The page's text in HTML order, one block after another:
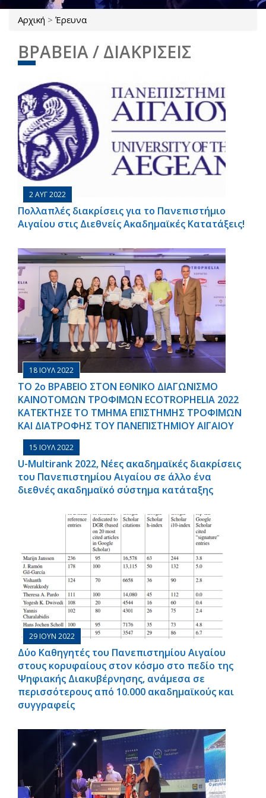
Είστε εδώ
Αρχική > Έρευνα
ΒΡΑΒΕΙΑ / ΔΙΑΚΡΙΣΕΙΣ
2 ΑΥΓ 2022
Πολλαπλές διακρίσεις για το Πανεπιστήμιο
Αιγαίου στις Διεθνείς Ακαδημαϊκές Κατατάξεις!
18 ΙΟΥΛ 2022
ΤΟ 2ο ΒΡΑΒΕΙΟ ΣΤΟΝ ΕΘΝΙΚΟ ΔΙΑΓΩΝΙΣΜΟ
ΚΑΙΝΟΤΟΜΩΝ ΤΡΟΦΙΜΩΝ ECOTROPHELIA 2022
ΚΑΤΕΚΤΗΣΕ ΤΟ ΤΜΗΜΑ ΕΠΙΣΤΗΜΗΣ ΤΡΟΦΙΜΩΝ
ΚΑΙ ΔΙΑΤΡΟΦΗΣ ΤΟΥ ΠΑΝΕΠΙΣΤΗΜΙΟΥ ΑΙΓΑΙΟΥ
15 ΙΟΥΛ 2022
U-Multirank 2022, Νέες ακαδημαϊκές διακρίσεις
του Πανεπιστημίου Αιγαίου σε άλλο ένα
διεθνές ακαδημαϊκό σύστημα κατάταξης
29 ΙΟΥΝ 2022
Δύο Καθηγητές του Πανεπιστημίου Αιγαίου
στους κορυφαίους στον κόσμο στο πεδίο της
Ψηφιακής Διακυβέρνησης, ανάμεσα σε
περισσότερους από 10.000 ακαδημαϊκούς και
συγγραφείς